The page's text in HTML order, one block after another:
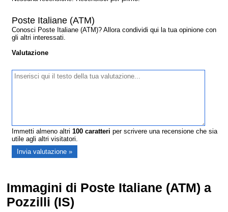
Poste Italiane (ATM)
Conosci Poste Italiane (ATM)? Allora condividi qui la tua opinione con
gli altri interessati.
Valutazione
Immetti almeno altri100 caratteri per scrivere una recensione che sia
utile agli altri visitatori.
Immagini di Poste Italiane (ATM) a
Pozzilli (IS)